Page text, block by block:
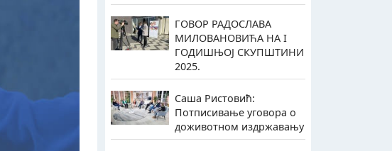
ГОВОР РАДОСЛАВА
МИЛОВАНОВИЋА НА I
ГОДИШЊОЈ СКУПШТИНИ
2025.
Саша Ристовић:
Потписивање уговора о
доживотном издржавању